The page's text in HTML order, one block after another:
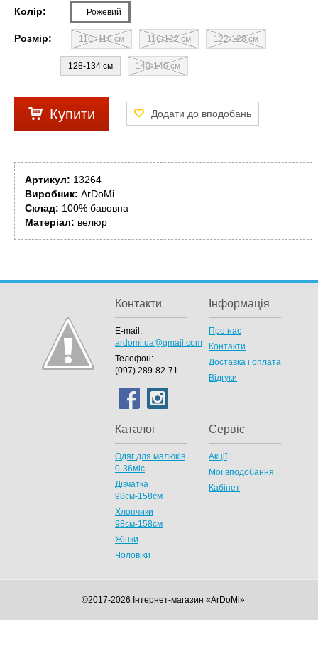
Колір: Рожевий
Розмір: 110 -116 см 116-122 см 122-128 см
128-134 см 140-146 см
Купити
Артикул: 13264
Виробник: ArDoMi
Склад: 100% бавовна
Матеріал: велюр
Контакти
E-mail:
ardomi.ua@gmail.com
Телефон:
(097) 289-82-71
Інформація
Про нас
Контакти
Доставка і оплата
Відгуки
Каталог
Одяг для малюків
0-36міс
Дівчатка
98cм-158см
Хлопчики
98см-158см
Жінки
Чоловіки
Сервіс
Акції
Мої вподобання
Кабінет
©2017-2026 Інтернет-магазин «ArDoMi»